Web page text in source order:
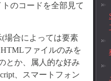
のコードを全部見て
(場合によっては要素
ファイルのみを
とか、属人的な好み
、スマートフォン